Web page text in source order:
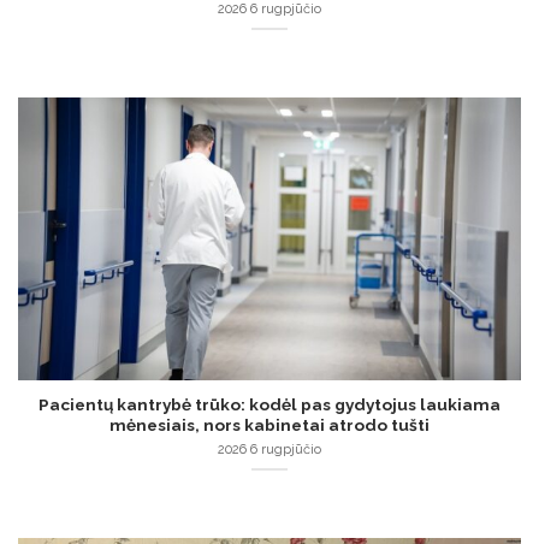
2026 6 rugpjūčio
Pacientų kantrybė trūko: kodėl pas gydytojus laukiama
mėnesiais, nors kabinetai atrodo tušti
2026 6 rugpjūčio